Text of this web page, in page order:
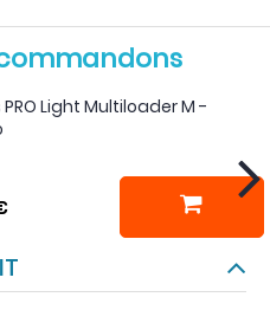
Light Multiloader M -